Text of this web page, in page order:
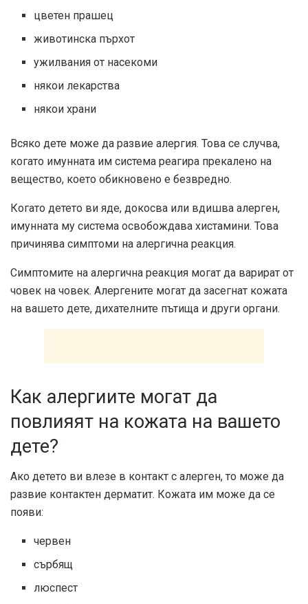
цветен прашец
животинска пърхот
ужилвания от насекоми
някои лекарства
някои храни
Всяко дете може да развие алергия. Това се случва,
когато имунната им система реагира прекалено на
вещество, което обикновено е безвредно.
Когато детето ви яде, докосва или вдишва алерген,
имунната му система освобождава хистамини. Това
причинява симптоми на алергична реакция.
Симптомите на алергична реакция могат да варират от
човек на човек. Алергените могат да засегнат кожата
на вашето дете, дихателните пътища и други органи.
Как алергиите могат да
повлияят на кожата на вашето
дете?
Ако детето ви влезе в контакт с алерген, то може да
развие контактен дерматит. Кожата им може да се
появи:
червен
сърбящ
люспест